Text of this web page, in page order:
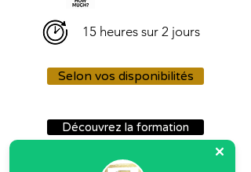
15 heures sur 2 jours
Selon vos disponibilités
Découvrez la formation